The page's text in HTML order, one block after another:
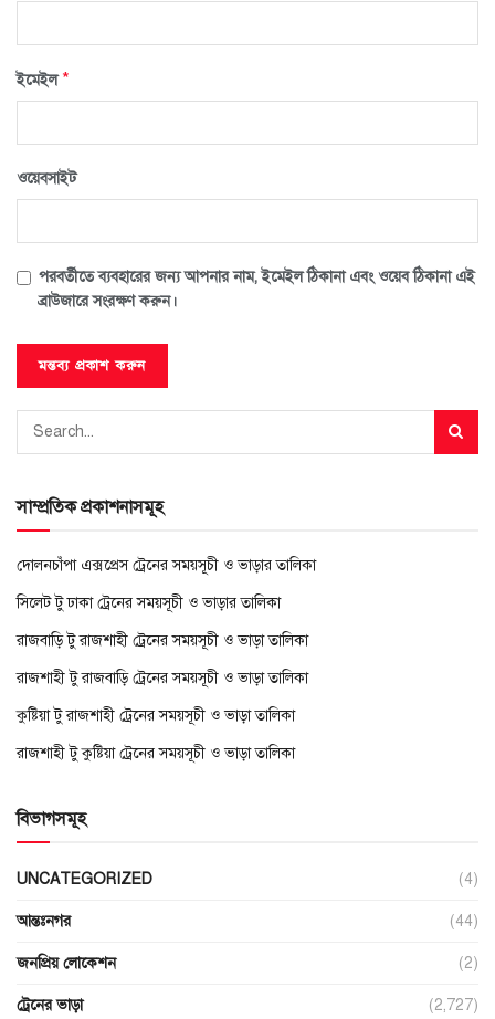
ইমেইল*
ওয়েবসাইট
পরবর্তীতে ব্যবহারের জন্য আপনার নাম, ইমেইল ঠিকানা এবং ওয়েব ঠিকানা এই
ব্রাউজারে সংরক্ষণ করুন।
সাম্প্রতিক প্রকাশনাসমূহ
দোলনচাঁপা এক্সপ্রেস ট্রেনের সময়সূচী ও ভাড়ার তালিকা
সিলেট টু ঢাকা ট্রেনের সময়সূচী ও ভাড়ার তালিকা
রাজবাড়ি টু রাজশাহী ট্রেনের সময়সূচী ও ভাড়া তালিকা
রাজশাহী টু রাজবাড়ি ট্রেনের সময়সূচী ও ভাড়া তালিকা
কুষ্টিয়া টু রাজশাহী ট্রেনের সময়সূচী ও ভাড়া তালিকা
রাজশাহী টু কুষ্টিয়া ট্রেনের সময়সূচী ও ভাড়া তালিকা
বিভাগসমূহ
UNCATEGORIZED (4)
আন্তঃনগর (44)
জনপ্রিয় লোকেশন (2)
ট্রেনের ভাড়া (2,727)